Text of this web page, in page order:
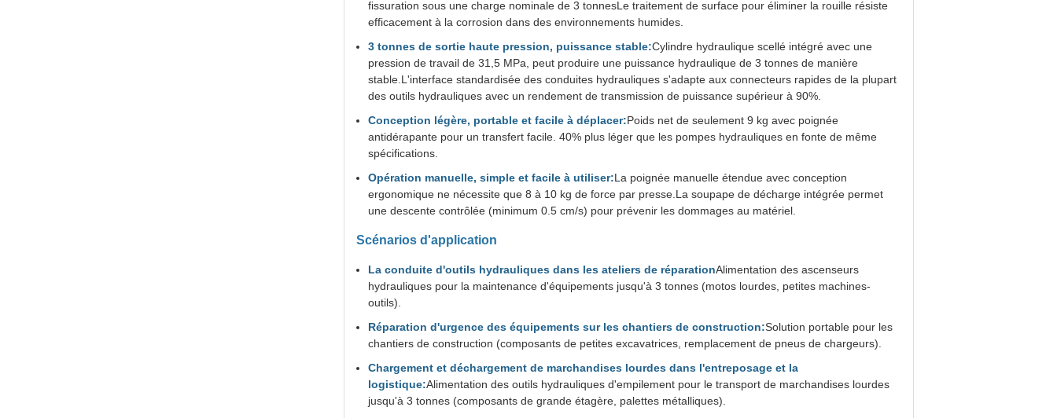
fissuration sous une charge nominale de 3 tonnesLe traitement de surface pour éliminer la rouille résiste
efficacement à la corrosion dans des environnements humides.
3 tonnes de sortie haute pression, puissance stable:Cylindre hydraulique scellé intégré avec une
pression de travail de 31,5 MPa, peut produire une puissance hydraulique de 3 tonnes de manière
stable.L'interface standardisée des conduites hydrauliques s'adapte aux connecteurs rapides de la plupart
des outils hydrauliques avec un rendement de transmission de puissance supérieur à 90%.
Conception légère, portable et facile à déplacer:Poids net de seulement 9 kg avec poignée
antidérapante pour un transfert facile. 40% plus léger que les pompes hydrauliques en fonte de même
spécifications.
Opération manuelle, simple et facile à utiliser:La poignée manuelle étendue avec conception
ergonomique ne nécessite que 8 à 10 kg de force par presse.La soupape de décharge intégrée permet
une descente contrôlée (minimum 0.5 cm/s) pour prévenir les dommages au matériel.
Scénarios d'application
La conduite d'outils hydrauliques dans les ateliers de réparationAlimentation des ascenseurs
hydrauliques pour la maintenance d'équipements jusqu'à 3 tonnes (motos lourdes, petites machines-
outils).
Réparation d'urgence des équipements sur les chantiers de construction:Solution portable pour les
chantiers de construction (composants de petites excavatrices, remplacement de pneus de chargeurs).
Chargement et déchargement de marchandises lourdes dans l'entreposage et la
logistique:Alimentation des outils hydrauliques d'empilement pour le transport de marchandises lourdes
jusqu'à 3 tonnes (composants de grande étagère, palettes métalliques).